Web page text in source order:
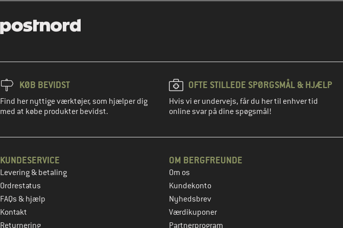
KØB BEVIDST
Find her nyttige værktøjer, som hjælper dig
med at købe produkter bevidst.
OFTE STILLEDE SPØRGSMÅL & HJÆLP
Hvis vi er undervejs, får du her til enhver tid
online svar på dine spøgsmål!
KUNDESERVICE
Levering & betaling
Ordrestatus
FAQs & hjælp
Kontakt
Returnering
OM BERGFREUNDE
Om os
Kundekonto
Nyhedsbrev
Værdikuponer
Partnerprogram